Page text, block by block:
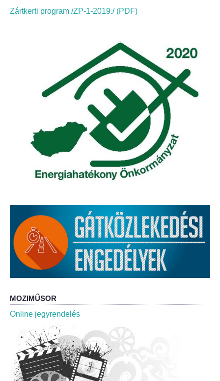
Képviselő-testületi ülések
Bizottságok
Bizottsági ülések
A helyi választási bizottság
A helyi választási bizottság határozatai
Roma Nemzetiségi Önkormányzat ülések
Rendeletek
Polgármesteri normatív határozatok
Önkormányzati támogatások
Szabályzatok
Pályázatok
Közbeszerzések
Zártkerti program /ZP-1-2019./ (PDF)
MOZIMŰSOR
Online jegyrendelés